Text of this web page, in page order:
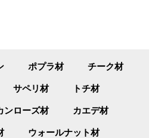
ポプラ材 チーク材
サペリ材 トチ材
ンローズ材 カエデ材
ウォールナット材